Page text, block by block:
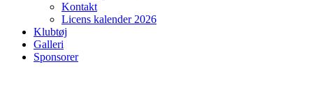
Kontakt
Licens kalender 2026
Klubtøj
Galleri
Sponsorer